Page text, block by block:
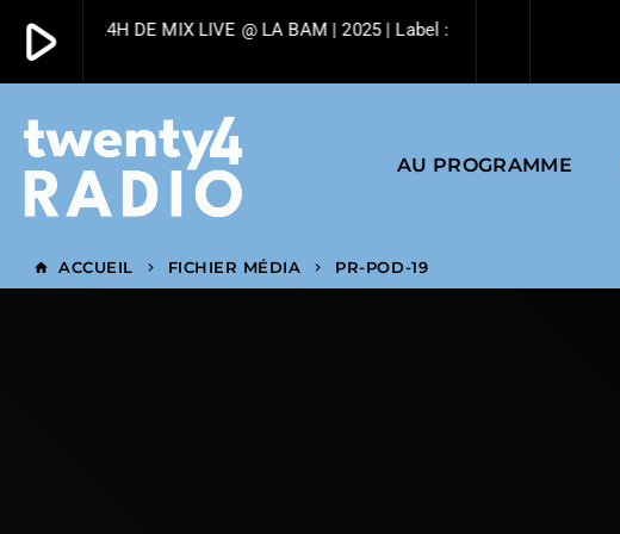
play_arrow | 24H DE MIX LIVE @ LA BAM | 2025 | Label : TWENTY4 RADIO
play_arrow
AU PROGRAMME
home ACCUEIL keyboard_arrow_right FICHIER MÉDIA keyboard_arrow_right PR-POD-19